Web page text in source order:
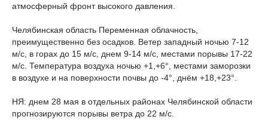
атмосферный фронт высокого давления.
Челябинская область Переменная облачность,
преимущественно без осадков. Ветер западный ночью 7-12
м/с, в горах до 15 м/с, днем 9-14 м/с, местами порывы 17-22
м/с. Температура воздуха ночью +1,+6°, местами заморозки
в воздухе и на поверхности почвы до -4°, днём +18,+23°.
НЯ: днем 28 мая в отдельных районах Челябинской области
прогнозируются порывы ветра до 22 м/с.